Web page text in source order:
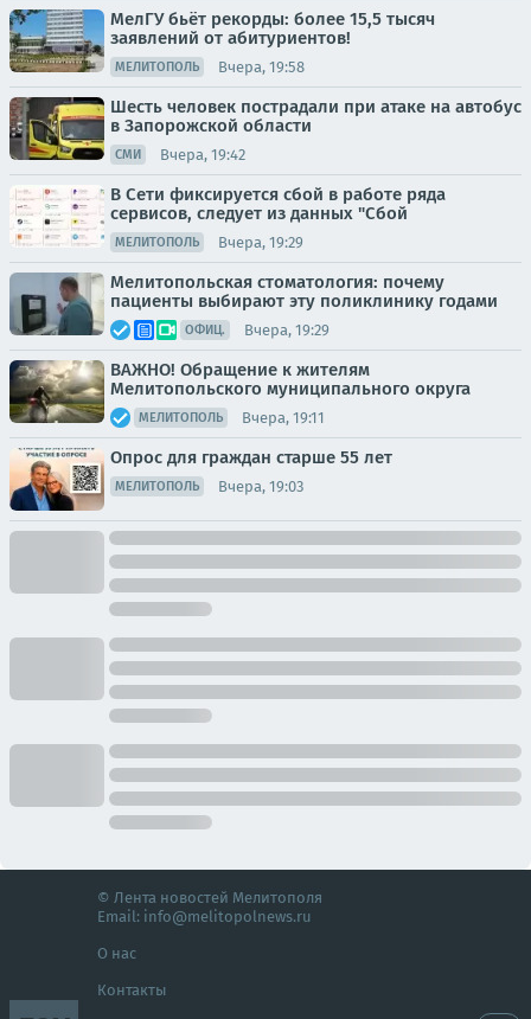
МелГУ бьёт рекорды: более 15,5 тысяч
заявлений от абитуриентов!
МЕЛИТОПОЛЬ Вчера, 19:58
Шесть человек пострадали при атаке на автобус
в Запорожской области
СМИ Вчера, 19:42
В Сети фиксируется сбой в работе ряда
сервисов, следует из данных "Сбой
МЕЛИТОПОЛЬ Вчера, 19:29
Мелитопольская стоматология: почему
пациенты выбирают эту поликлинику годами
ОФИЦ. Вчера, 19:29
ВАЖНО! Обращение к жителям
Мелитопольского муниципального округа
МЕЛИТОПОЛЬ Вчера, 19:11
Опрос для граждан старше 55 лет
МЕЛИТОПОЛЬ Вчера, 19:03
© Лента новостей Мелитополя
Email: info@melitopolnews.ru
О нас
Контакты